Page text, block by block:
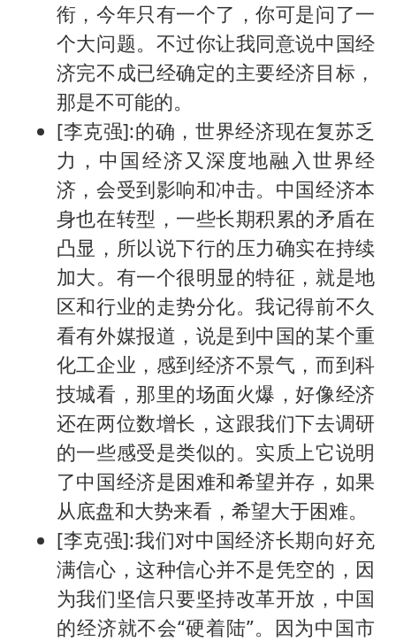
衔，今年只有一个了，你可是问了一
个大问题。不过你让我同意说中国经
济完不成已经确定的主要经济目标，
那是不可能的。
[李克强]:的确，世界经济现在复苏乏
力，中国经济又深度地融入世界经
济，会受到影响和冲击。中国经济本
身也在转型，一些长期积累的矛盾在
凸显，所以说下行的压力确实在持续
加大。有一个很明显的特征，就是地
区和行业的走势分化。我记得前不久
看有外媒报道，说是到中国的某个重
化工企业，感到经济不景气，而到科
技城看，那里的场面火爆，好像经济
还在两位数增长，这跟我们下去调研
的一些感受是类似的。实质上它说明
了中国经济是困难和希望并存，如果
从底盘和大势来看，希望大于困难。
[李克强]:我们对中国经济长期向好充
满信心，这种信心并不是凭空的，因
为我们坚信只要坚持改革开放，中国
的经济就不会“硬着陆”。因为中国市